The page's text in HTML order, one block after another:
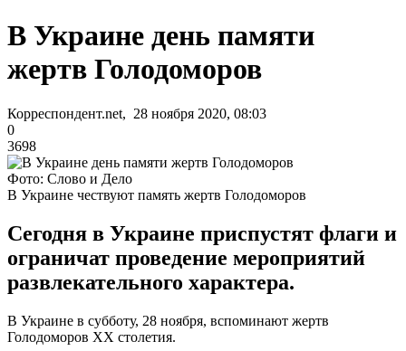
В Украине день памяти
жертв Голодоморов
Корреспондент.net, 28 ноября 2020, 08:03
0
3698
Фото: Слово и Дело
В Украине чествуют память жертв Голодоморов
Сегодня в Украине приспустят флаги и
ограничат проведение мероприятий
развлекательного характера.
В Украине в субботу, 28 ноября, вспоминают жертв
Голодоморов ХХ столетия.